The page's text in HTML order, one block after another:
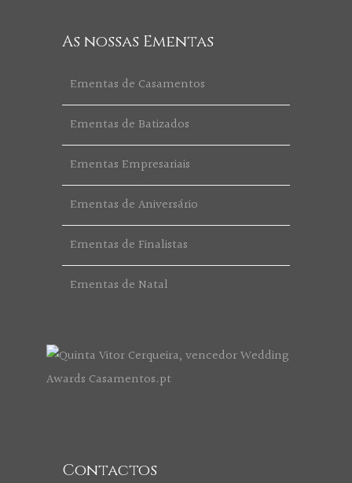
As nossas Ementas
Ementas de Casamentos
Ementas de Batizados
Ementas Empresariais
Ementas de Aniversário
Ementas de Finalistas
Ementas de Natal
Contactos